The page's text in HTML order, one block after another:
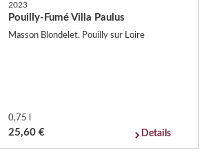
2023
Pouilly-Fumé Villa Paulus
Masson Blondelet, Pouilly sur Loire
0,75 l
25,60 € Details